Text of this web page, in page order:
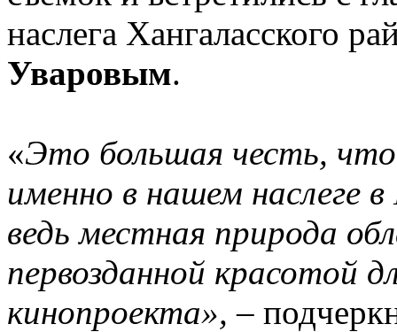
наслега Хангаласского
Уваровым.
«Это большая честь,
именно в нашем наслеге в
ведь местная природа
первозданной красотой
кинопроекта», –